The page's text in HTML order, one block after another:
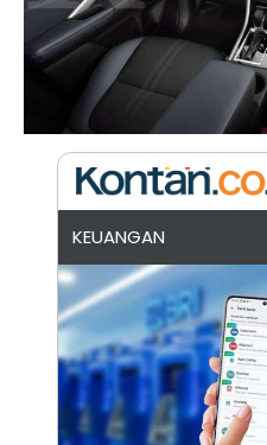
KEUANGAN